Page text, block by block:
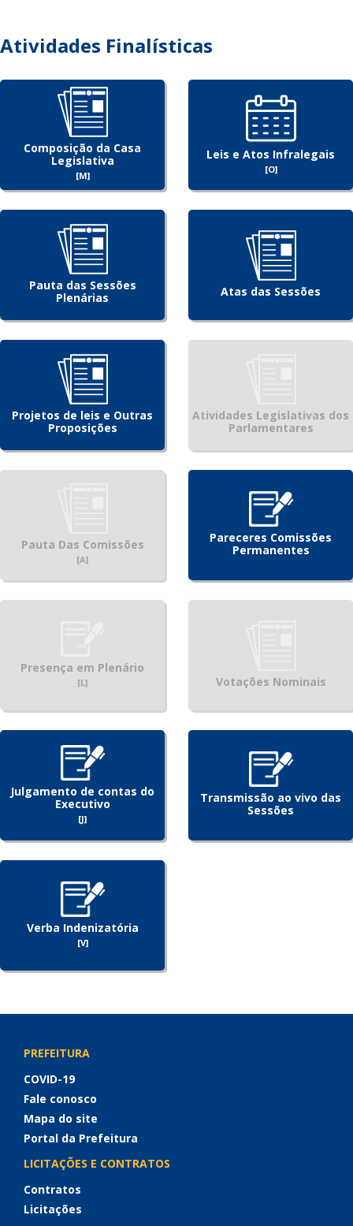
Atividades Finalísticas
Composição da Casa
Legislativa
[M]
Leis e Atos Infralegais
[O]
Pauta das Sessões
Plenárias
Atas das Sessões
Projetos de leis e Outras
Proposições
Atividades Legislativas dos
Parlamentares
Pauta Das Comissões
[A]
Pareceres Comissões
Permanentes
Presença em Plenário
[L] Votações Nominais
Julgamento de contas do
Executivo
[J]
Transmissão ao vivo das
Sessões
Verba Indenizatória
[V]
PREFEITURA
COVID-19
Fale conosco
Mapa do site
Portal da Prefeitura
LICITAÇÕES E CONTRATOS
Contratos
Licitações